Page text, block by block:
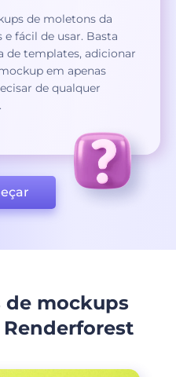
de moletons da
fácil de usar. Basta
de templates, adicionar
em apenas
de qualquer
de mockups